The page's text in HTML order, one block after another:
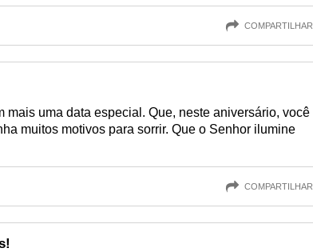
COMPARTILHAR
mais uma data especial. Que, neste aniversário, você
muitos motivos para sorrir. Que o Senhor ilumine
COMPARTILHAR